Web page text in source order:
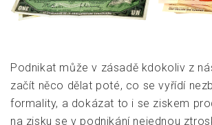
Podnikat může v zásadě kdokoliv z
začít něco dělat poté, co se vyřídí
formality, a dokázat to i se ziskem
na zisku se v podnikání nejednou